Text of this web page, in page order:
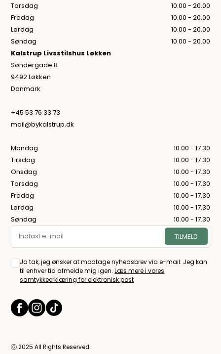
Torsdag
10.00 - 20.00
Fredag
10.00 - 20.00
Lørdag
10.00 - 20.00
Søndag
10.00 - 20.00
Kalstrup Livsstilshus Løkken
Søndergade 8
9492 Løkken
Danmark
+45 53 76 33 73
mail@bykalstrup.dk
Mandag
10.00 - 17.30
Tirsdag
10.00 - 17.30
Onsdag
10.00 - 17.30
Torsdag
10.00 - 17.30
Fredag
10.00 - 17.30
Lørdag
10.00 - 17.30
Søndag
10.00 - 17.30
Ja tak, jeg ønsker at modtage nyhedsbrev via e-mail. Jeg kan
til enhver tid afmelde mig igen.Læs mere i vores
samtykkeerklæring for elektronisk post
ⓒ 2025 All Rights Reserved